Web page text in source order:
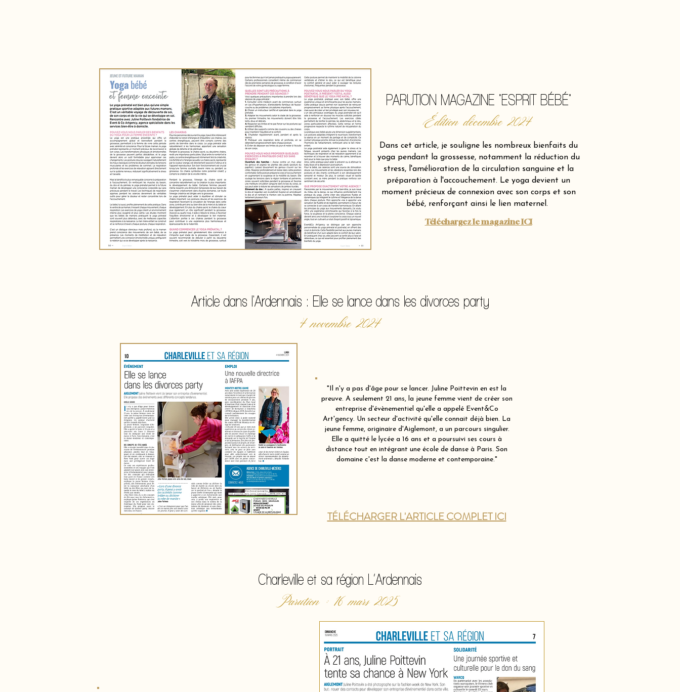
PARUTION MAGAZINE "ESPRIT BÉBÉ"
Édition décembre 2024
Dans cet article, je souligne les nombreux bienfaits du
yoga pendant la grossesse, notamment la réduction du
stress, l'amélioration de la circulation sanguine et la
préparation à l'accouchement. Le yoga devient un
moment précieux de connexion avec son corps et son
bébé, renforçant ainsi le lien maternel.
Téléchargez le magazine ICI
Article dans l'Ardennais : Elle se lance dans les divorces party
4 novembre 2024
"Il n'y a pas d'âge pour se lancer. Juline Poittevin en est la
preuve. A seulement 21 ans, la jeune femme vient de créer son
entreprise d'évènementiel qu'elle a appelé Event&Co
Art'gency. Un secteur d'activité qu'elle connait déjà bien. La
jeune femme, originaire d'Aiglemont, a un parcours singulier.
Elle a quitté le lycée a 16 ans et a poursuivi ses cours à
distance tout en intégrant une école de danse à Paris. Son
domaine c'est la danse moderne et contemporaine."
TÉLÉCHARGER L'ARTICLE COMPLET ICI
Charleville et sa région L’Ardennais
Parution : 16 mars 2025